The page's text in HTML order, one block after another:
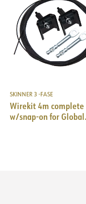
SKINNER 3 -FASE
Wirekit 4m complete
w/snap-on for Global